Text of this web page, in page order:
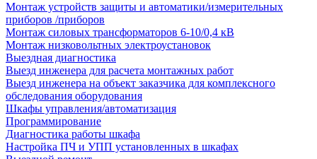
Монтаж устройств защиты и автоматики/измерительных
приборов /приборов
Монтаж силовых трансформаторов 6-10/0,4 кВ
Монтаж низковольтных электроустановок
Выездная диагностика
Выезд инженера для расчета монтажных работ
Выезд инженера на объект заказчика для комплексного
обследования оборудования
Шкафы управления/автоматизация
Программирование
Диагностика работы шкафа
Настройка ПЧ и УПП установленных в шкафах